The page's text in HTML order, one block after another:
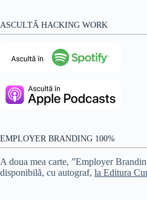
ASCULTĂ HACKING WORK
EMPLOYER BRANDING 100%
A doua mea carte, ”Employer
disponibilă, cu autograf, la Editura